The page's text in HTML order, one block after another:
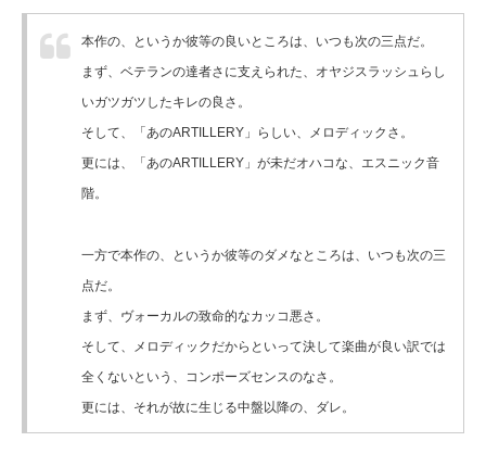
本作の、というか彼等の良いところは、いつも次の三点だ。
まず、ベテランの達者さに支えられた、オヤジスラッシュらし
いガツガツしたキレの良さ。
そして、「あのARTILLERY」らしい、メロディックさ。
更には、「あのARTILLERY」が未だオハコな、エスニック音
階。
一方で本作の、というか彼等のダメなところは、いつも次の三
点だ。
まず、ヴォーカルの致命的なカッコ悪さ。
そして、メロディックだからといって決して楽曲が良い訳では
全くないという、コンポーズセンスのなさ。
更には、それが故に生じる中盤以降の、ダレ。